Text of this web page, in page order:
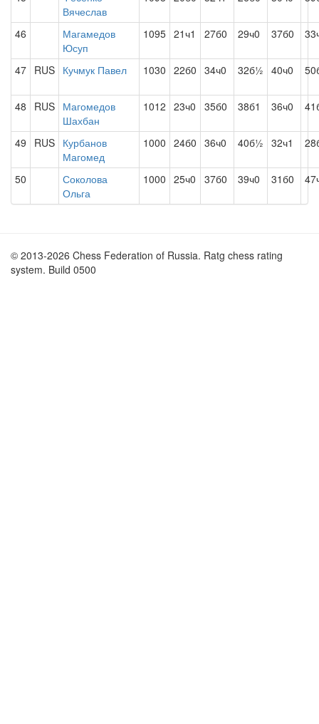
Вячеслав
46
Магамедов
Юсуп
1095 21ч1 27б0 29ч0 37б0
47 RUS Кучмук Павел 1030 22б0 34ч0 32б½ 40ч0
48 RUS Магомедов
Шахбан
1012 23ч0 35б0 38б1 36ч0
49 RUS Курбанов
Магомед
1000 24б0 36ч0 40б½ 32ч1
50
Соколова
Ольга
1000 25ч0 37б0 39ч0 31б0
© 2013-2026 Chess Federation of Russia. Ratg chess rating
system. Build 0500